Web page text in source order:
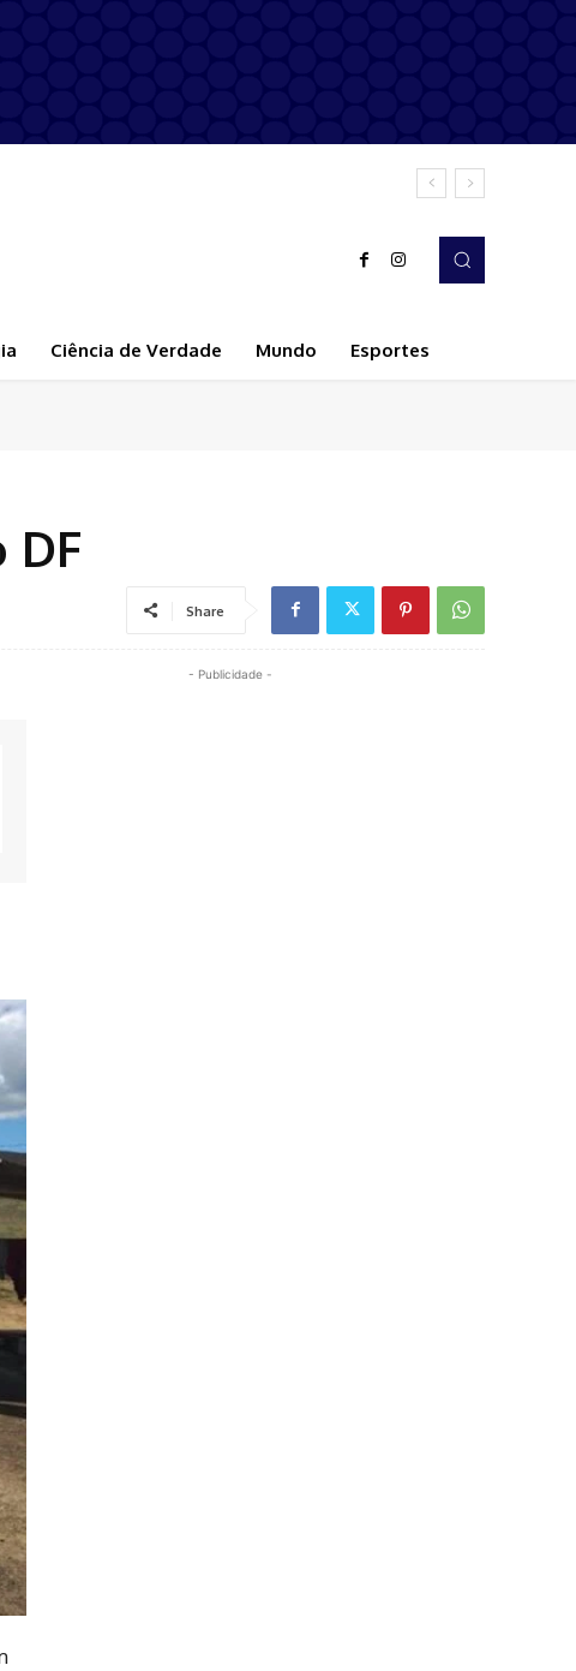
Ciência de Verdade Mundo Esportes
Share
- Publicidade -